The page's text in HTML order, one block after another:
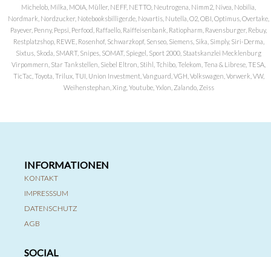
Michelob, Milka, MOIA, Müller, NEFF, NETTO, Neutrogena, Nimm2, Nivea, Nobilia,
Nordmark, Nordzucker, Notebooksbilliger.de, Novartis, Nutella, O2, OBI, Optimus, Overtake,
Payever, Penny, Pepsi, Perfood, Raffaello, Raiffeisenbank, Ratiopharm, Ravensburger, Rebuy,
Restplatzshop, REWE, Rosenhof, Schwarzkopf, Senseo, Siemens, Sika, Simply, Siri-Derma,
Sixtus, Skoda, SMART, Snipes, SOMAT, Spiegel, Sport 2000, Staatskanzlei Mecklenburg
Virpommern, Star Tankstellen, Siebel Eltron, Stihl, Tchibo, Telekom, Tena & Librese, TESA,
TicTac, Toyota, Trilux, TUI, Union Investment, Vanguard, VGH, Volkswagen, Vorwerk, VW,
Weihenstephan, Xing, Youtube, Yxlon, Zalando, Zeiss
INFORMATIONEN
KONTAKT
IMPRESSSUM
DATENSCHUTZ
AGB
SOCIAL